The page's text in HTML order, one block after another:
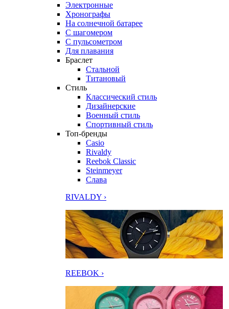
Электронные
Хронографы
На солнечной батарее
С шагомером
С пульсометром
Для плавания
Браслет
Стальной
Титановый
Стиль
Классический стиль
Дизайнерские
Военный стиль
Спортивный стиль
Топ-бренды
Casio
Rivaldy
Reebok Classic
Steinmeyer
Слава
RIVALDY ›
REEBOK ›